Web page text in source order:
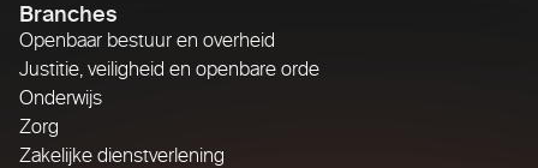
Branches
Openbaar bestuur en overheid
Justitie, veiligheid en openbare orde
Onderwijs
Zorg
Zakelijke dienstverlening